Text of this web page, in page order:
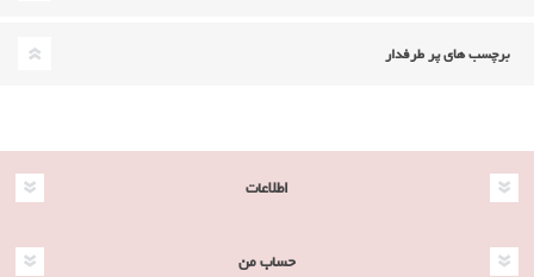
برچسب های پر طرفدار
اطلاعات
حساب من